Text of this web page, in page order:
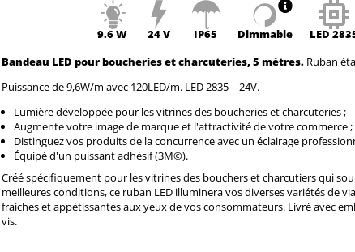
9.6 W 24 V IP65 Dimmable LED
Bandeau LED pour boucheries et charcuteries, 5 mètres.Ruban
Puissance de 9,6W/m avec 120LED/m. LED 2835 – 24V.
Lumière développée pour les vitrines des boucheries et charcuteries ;
Augmente votre image de marque et l'attractivité de votre commerce ;
Distinguez vos produits de la concurrence avec un éclairage
Équipé d'un puissant adhésif (3M©).
Créé spécifiquement pour les vitrines des bouchers et charcutiers qui
meilleures conditions, ce ruban LED illuminera vos diverses variétés de
fraiches et appétissantes aux yeux de vos consommateurs. Livré avec
vis.